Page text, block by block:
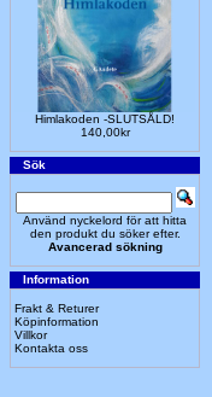
Himlakoden -SLUTSÅLD!
140,00kr
Sök
Använd nyckelord för att hitta
den produkt du söker efter.
Avancerad sökning
Information
Frakt & Returer
Köpinformation
Villkor
Kontakta oss